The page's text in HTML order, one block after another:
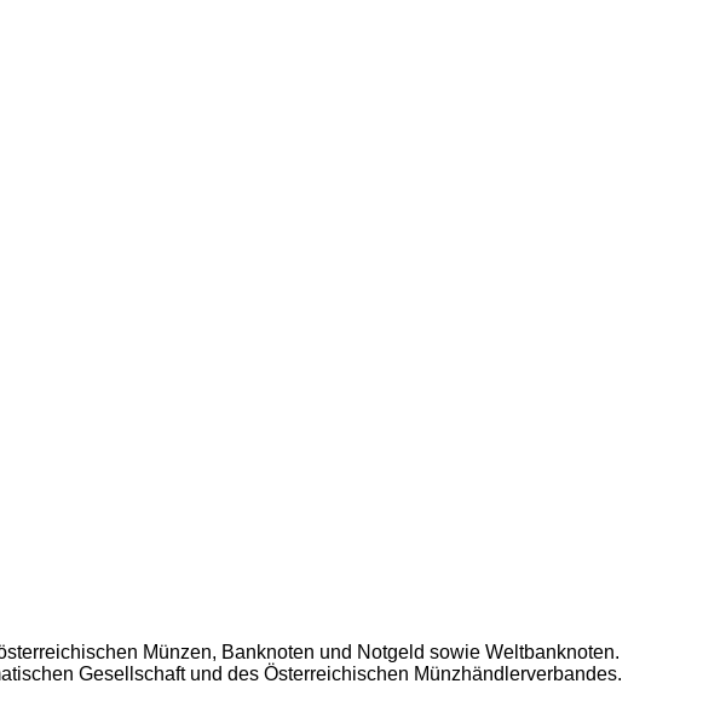
Münzen, Banknoten und Notgeld sowie Weltbanknoten.
Gesellschaft und des Österreichischen Münzhändlerverbandes.